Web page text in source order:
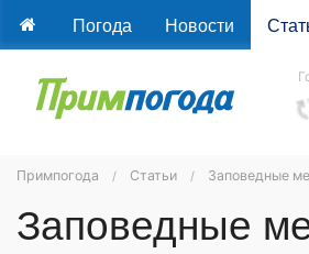
Погода Новости
Примпогода Статьи Заповедные
Заповедные